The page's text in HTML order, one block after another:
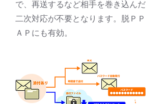
で、再送するなど相手を巻き込んだ
二次対応が不要となります。脱ＰＰ
ＡＰにも有効。